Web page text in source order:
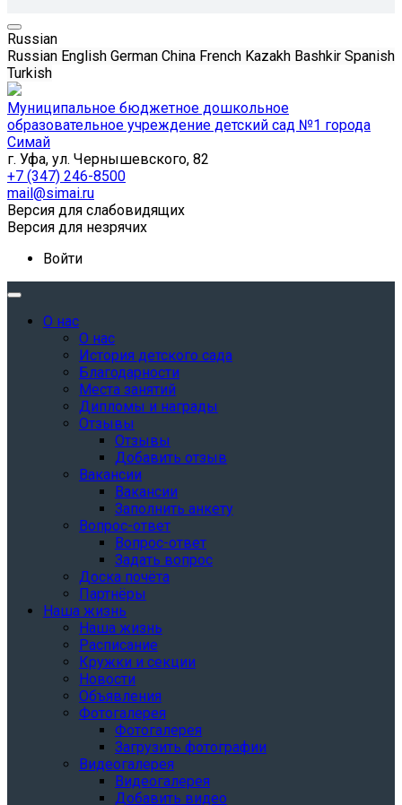
Russian
Russian English German China French Kazakh Bashkir Spanish
Turkish
Муниципальное бюджетное дошкольное
образовательное учреждение детский сад №1 города
Симай
г. Уфа, ул. Чернышевского, 82
+7 (347) 246-8500
mail@simai.ru
Версия для слабовидящих
Версия для незрячих
Войти
О нас
О нас
История детского сада
Благодарности
Места занятий
Дипломы и награды
Отзывы
Отзывы
Добавить отзыв
Вакансии
Вакансии
Заполнить анкету
Вопрос-ответ
Вопрос-ответ
Задать вопрос
Доска почёта
Партнёры
Наша жизнь
Наша жизнь
Расписание
Кружки и секции
Новости
Объявления
Фотогалерея
Фотогалерея
Загрузить фотографии
Видеогалерея
Видеогалерея
Добавить видео